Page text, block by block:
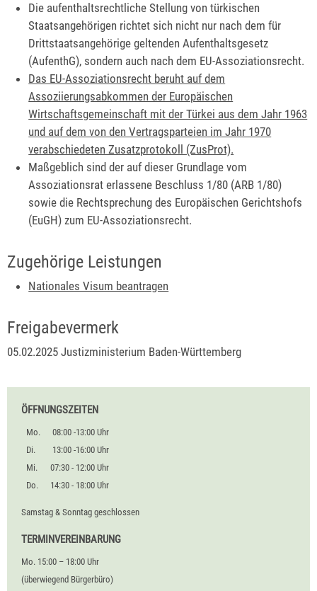
Die aufenthaltsrechtliche Stellung von türkischen
Staatsangehörigen richtet sich nicht nur nach dem für
Drittstaatsangehörige geltenden Aufenthaltsgesetz
(AufenthG), sondern auch nach dem EU-Assoziationsrecht.
Das EU-Assoziationsrecht beruht auf dem
Assoziierungsabkommen der Europäischen
Wirtschaftsgemeinschaft mit der Türkei aus dem Jahr 1963
und auf dem von den Vertragsparteien im Jahr 1970
verabschiedeten Zusatzprotokoll (ZusProt).
Maßgeblich sind der auf dieser Grundlage vom
Assoziationsrat erlassene Beschluss 1/80 (ARB 1/80)
sowie die Rechtsprechung des Europäischen Gerichtshofs
(EuGH) zum EU-Assoziationsrecht.
Zugehörige Leistungen
Nationales Visum beantragen
Freigabevermerk
05.02.2025 Justizministerium Baden-Württemberg
ÖFFNUNGSZEITEN
Mo.
08:00 -13:00 Uhr
Di.
13:00 -16:00 Uhr
Mi.
07:30 - 12:00 Uhr
Do.
14:30 - 18:00 Uhr
Samstag & Sonntag geschlossen
TERMINVEREINBARUNG
Mo. 15:00 – 18:00 Uhr
(überwiegend Bürgerbüro)